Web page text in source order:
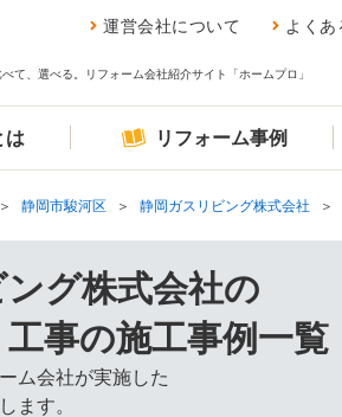
運営会社について よくあ
べて、選べる。リフォーム会社紹介サイト「ホームプロ」
は リフォーム事例
静岡市駿河区 静岡ガスリビング株式会社
グ株式会社の
事の施工事例一覧
ム会社が実施した
ます。